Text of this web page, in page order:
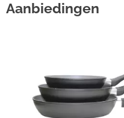
Aanbiedingen